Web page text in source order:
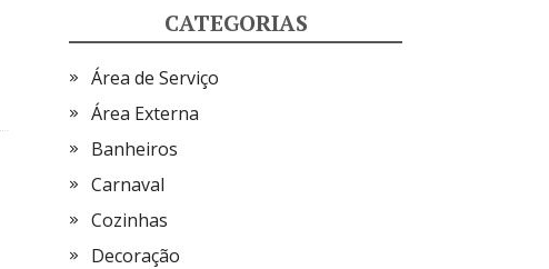
CATEGORIAS
Área de Serviço
Área Externa
Banheiros
Carnaval
Cozinhas
Decoração